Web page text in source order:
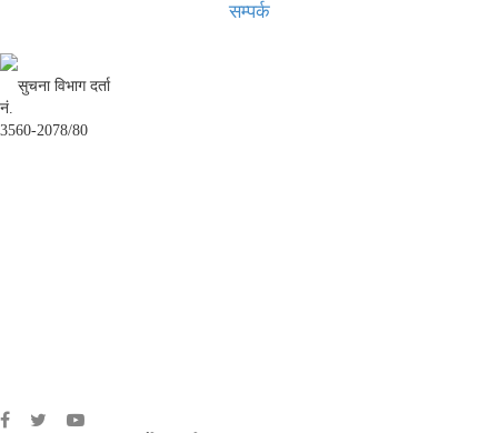
सम्पर्क
सुचना विभाग दर्ता
नं.
3560-2078/80